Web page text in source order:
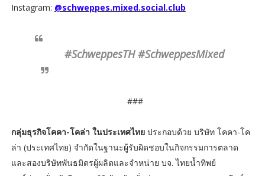
Instagram: @schweppes.mixed.social.club
#SchweppesTH #SchweppesMixed
###
กลุ่มธุรกิจโคคา-โคล่า ในประเทศไทยประกอบด้วย บริษัท โคคา-โค
ล่า (ประเทศไทย) จำกัดในฐานะผู้รับผิดชอบในกิจกรรมการตลาด
และสองบริษัทพันธมิตรผู้ผลิตและจำหน่าย บจ. ไทยน้ำทิพย์